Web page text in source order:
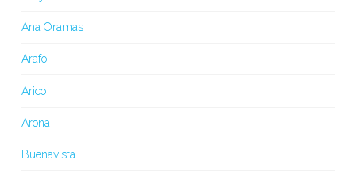
Ana Oramas
Arafo
Arico
Arona
Buenavista